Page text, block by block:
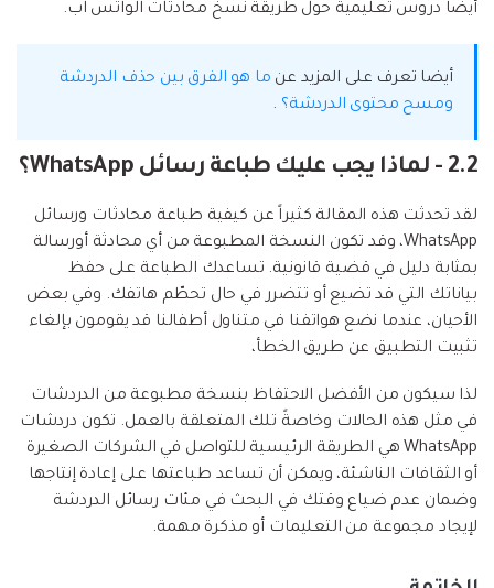
أيضاً دروس تعليمية حول طريقة نسخ محادثات الواتس اب.
أيضا تعرف على المزيد عن ما هو الفرق بين حذف الدردشة
ومسح محتوى الدردشة؟ .
2.2 - لماذا يجب عليك طباعة رسائل WhatsApp؟
لقد تحدثت هذه المقالة كثيراً عن كيفية طباعة محادثات ورسائل
WhatsApp، وقد تكون النسخة المطبوعة من أي محادثة أورسالة
بمثابة دليل في قضية قانونية. تساعدك الطباعة على حفظ
بياناتك التي قد تضيع أو تتضرر في حال تحطّم هاتفك. وفي بعض
الأحيان، عندما نضع هواتفنا في متناول أطفالنا قد يقومون بإلغاء
تثبيت التطبيق عن طريق الخطأ،
لذا سيكون من الأفضل الاحتفاظ بنسخة مطبوعة من الدردشات
في مثل هذه الحالات وخاصةً تلك المتعلقة بالعمل. تكون دردشات
WhatsApp هي الطريقة الرئيسية للتواصل في الشركات الصغيرة
أو الثقافات الناشئة، ويمكن أن تساعد طباعتها على إعادة إنتاجها
وضمان عدم ضياع وقتك في البحث في مئات رسائل الدردشة
لإيجاد مجموعة من التعليمات أو مذكرة مهمة.